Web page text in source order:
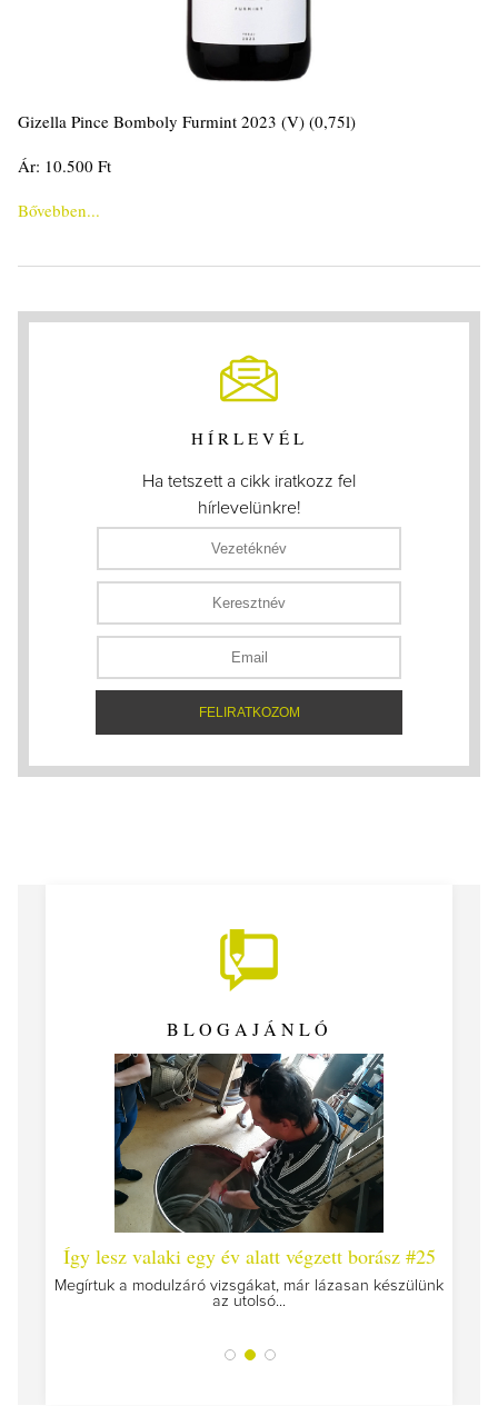
Gizella Pince Bomboly Furmint 2023 (V) (0,75l)
Ár: 10.500 Ft
Bővebben...
HÍRLEVÉL
Ha tetszett a cikk iratkozz fel
hírlevelünkre!
BLOGAJÁNLÓ
Így lesz valaki egy év alatt végzett borász #25
Megírtuk a modulzáró vizsgákat, már lázasan készülünk
az utolsó...